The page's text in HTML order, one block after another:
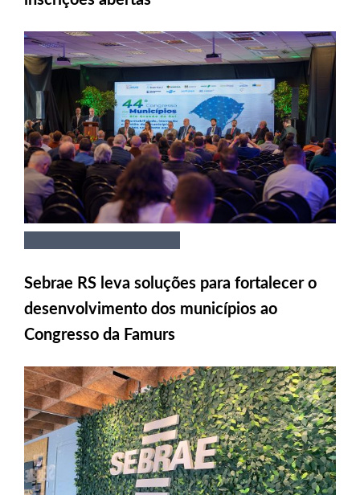
Sebrae RS leva soluções para fortalecer o
desenvolvimento dos municípios ao
Congresso da Famurs